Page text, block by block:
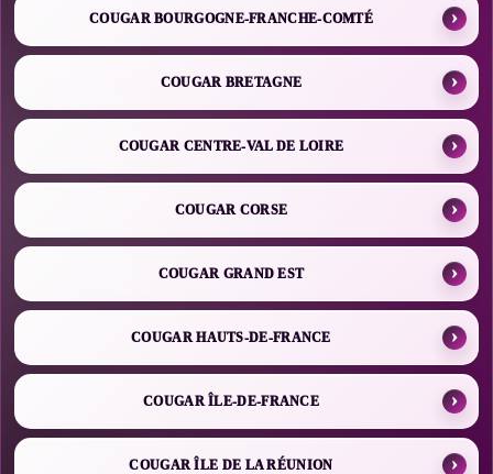
COUGAR BOURGOGNE-FRANCHE-COMTÉ
COUGAR BRETAGNE
COUGAR CENTRE-VAL DE LOIRE
COUGAR CORSE
COUGAR GRAND EST
COUGAR HAUTS-DE-FRANCE
COUGAR ÎLE-DE-FRANCE
COUGAR ÎLE DE LA RÉUNION